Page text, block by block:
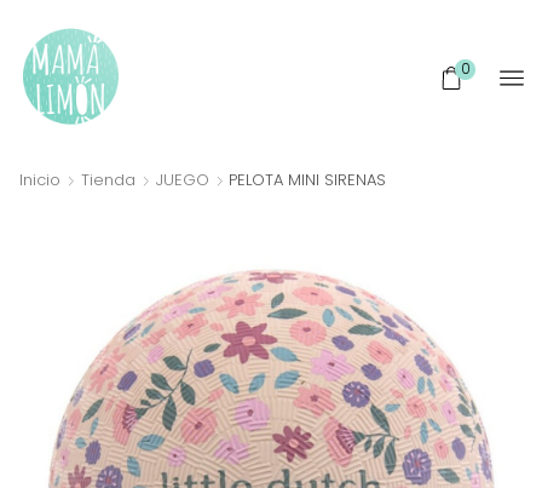
0
Inicio Tienda JUEGO PELOTA MINI SIRENAS